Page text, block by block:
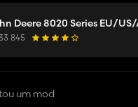
sur l'écran de droite et ic
et le sièges en ic . Bravo
des mods 🤩🤩
Deere 8020 Series EU/
33 845
um mod